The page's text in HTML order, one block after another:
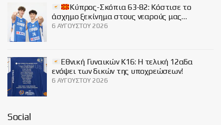
Κύπρος-Σκόπια 63-82: Κόστισε το
άσχημο ξεκίνημα στους νεαρούς μας…
6 ΑΥΓΟΎΣΤΟΥ 2026
Εθνική Γυναικών Κ16: Η τελική 12αδα
ενόψει των δικών της υποχρεώσεων!
6 ΑΥΓΟΎΣΤΟΥ 2026
Social